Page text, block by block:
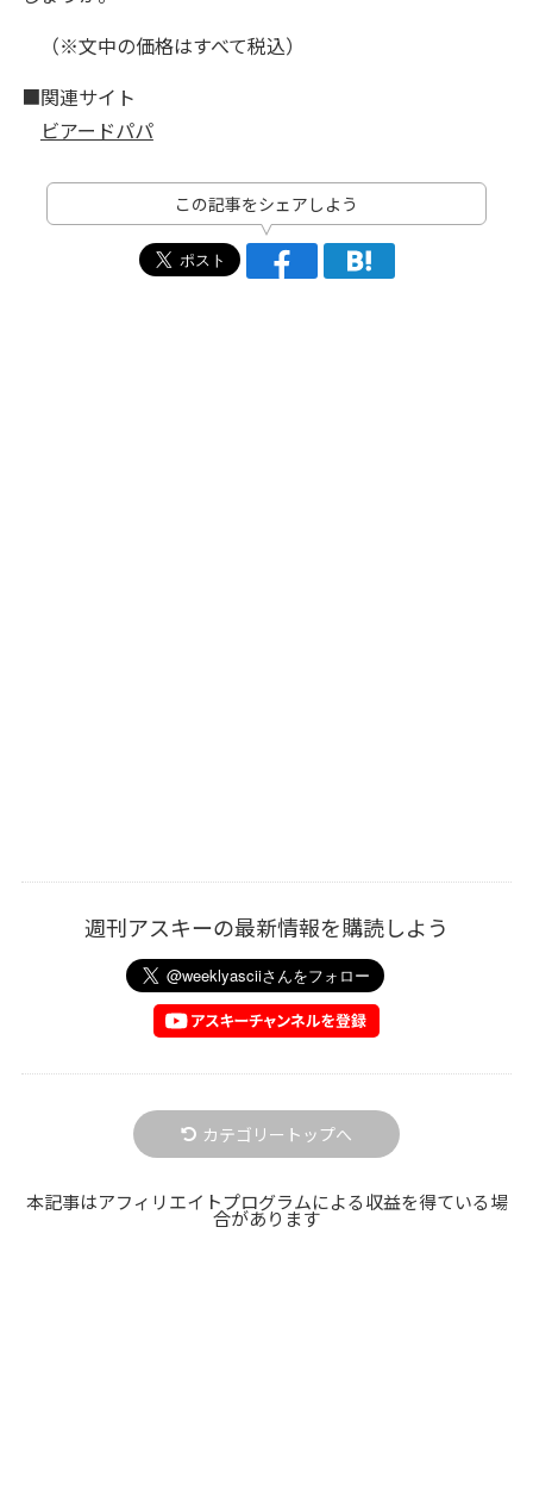
（※文中の価格はすべて税込）
■関連サイト
ビアードパパ
この記事をシェアしよう
週刊アスキーの最新情報を購読しよう
カテゴリートップへ
本記事はアフィリエイトプログラムによる収益を得ている場
合があります